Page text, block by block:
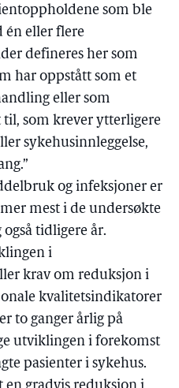
som ble
én eller flere
defineres her som
har oppstått som et
eller som
som krever ytterligere
sykehusinnleggelse,
og infeksjoner er
mest i de undersøkte
tidligere år.
i
krav om reduksjon i
kvalitetsindikatorer
to ganger årlig på
utviklingen i forekomst
pasienter i sykehus.